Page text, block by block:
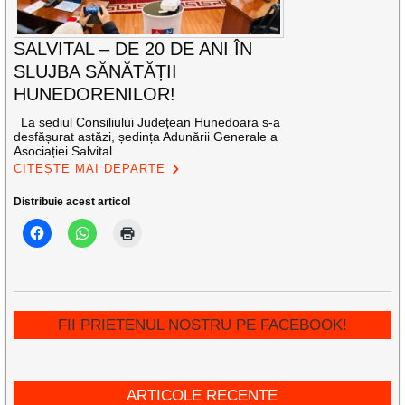
SALVITAL – DE 20 DE ANI ÎN
SLUJBA SĂNĂTĂȚII
HUNEDORENILOR!
La sediul Consiliului Județean Hunedoara s-a
desfășurat astăzi, ședința Adunării Generale a
Asociației Salvital
CITEȘTE MAI DEPARTE
Distribuie acest articol
FII PRIETENUL NOSTRU PE FACEBOOK!
ARTICOLE RECENTE